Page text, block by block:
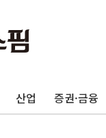
산업 증권·금융